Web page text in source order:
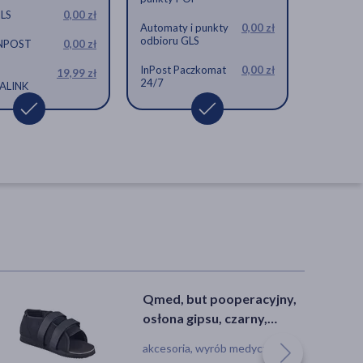
z ujęciem kciuka, lewa
na dłoń i przedramię z ujęciem kciuka,
FT Szyna na dłoń i przedramię z
lewa ręka, rozmiar S
0,00 zł
0,00 zł
19,99 zł
Automaty i punkty
odbioru GLS
0,00 zł
InPost Paczkomat
24/7
0,00 zł
Qmed, but pooperacyjny,
osłona gipsu, czarny,
akcesoria, wyrób medyczny